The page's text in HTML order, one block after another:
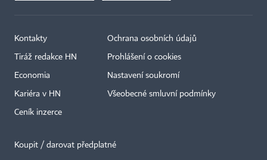
Kontakty
Tiráž redakce HN
Economia
Kariéra v HN
Ceník inzerce
Ochrana osobních údajů
Prohlášení o cookies
Nastavení soukromí
Všeobecné smluvní podmínky
Koupit / darovat předplatné